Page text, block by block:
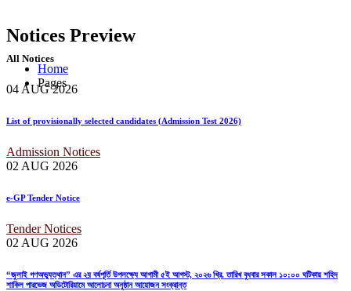
Notices Preview
Home
Pages
All Notices
04 AUG 2026
List of provisionally selected candidates (Admission Test 2026)
Admission Notices
02 AUG 2026
e-GP Tender Notice
Tender Notices
02 AUG 2026
“জুলাই গণঅভ্যুত্থান” এর ২য় বর্ষপূর্তি উপলক্ষ্যে আগামী ৫ই আগস্ট, ২০২৬ খ্রি. তারিখ বুধবার সকাল ১০:০০ ঘটিকায় শহিদ
শাকিল পারভেজ অডিটোরিয়ামে আলোচনা অনুষ্ঠান আয়োজন সংক্রান্ত